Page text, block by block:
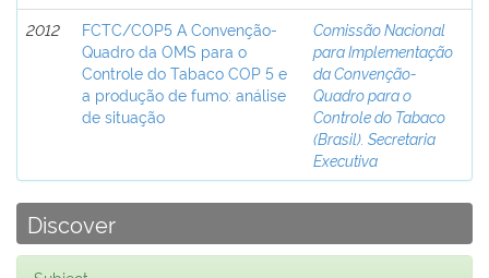
2012
FCTC/COP5 A Convenção-
Quadro da OMS para o
Controle do Tabaco COP 5 e
a produção de fumo: análise
de situação
Comissão Nacional
para Implementação
da Convenção-
Quadro para o
Controle do Tabaco
(Brasil). Secretaria
Executiva
Discover